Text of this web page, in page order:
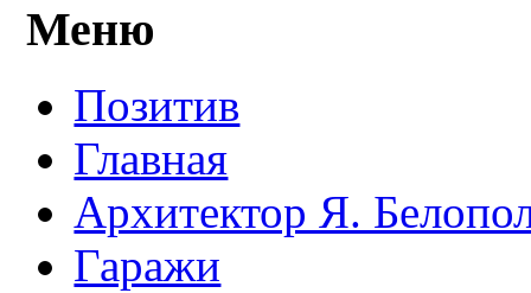
Меню
Позитив
Главная
Архитектор Я.
Гаражи